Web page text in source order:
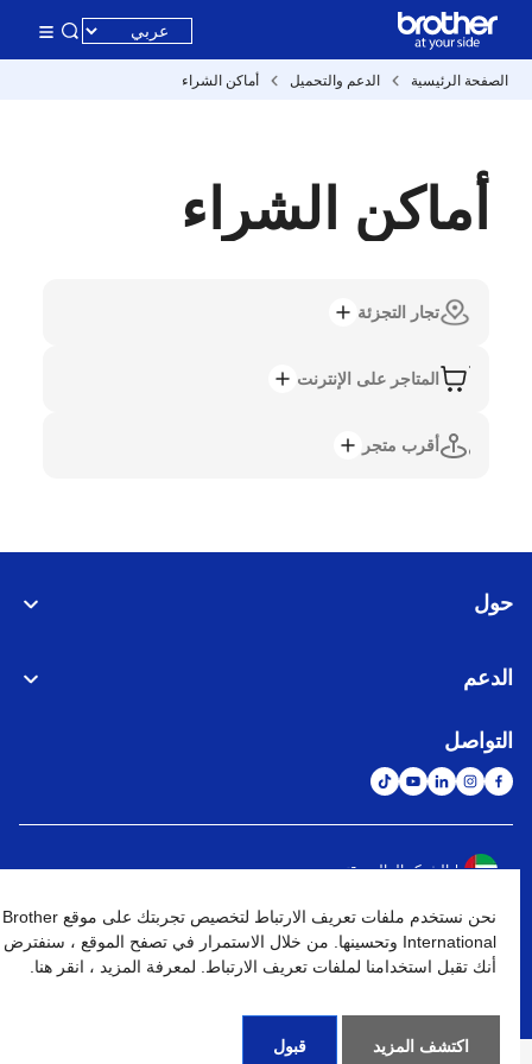
الصفحة الرئيسية الدعم والتحميل أماكن الشراء
أماكن الشراء
تجار التجزئة
المتاجر على الإنترنت
أقرب متجر
حول
الدعم
التواصل
الشبكة العالمية
نهج الخصوصية شروط الإستخدام خريطة الموقع الإنتقال إلى الموقع العالمي
كافة الحقوق محفوظة. BROTHER INTERNATIONAL (GULF) FZE
نحن نستخدم ملفات تعريف الارتباط لتخصيص تجربتك على موقع Brother
International وتحسينها. من خلال الاستمرار في تصفح الموقع ، سنفترض
أنك تقبل استخدامنا لملفات تعريف الارتباط. لمعرفة المزيد ، انقر هنا.
اكتشف المزيد قبول